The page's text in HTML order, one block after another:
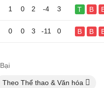
1 0 2 -4 3 T B
0 0 3 -11 0 B B
Bại
Theo Thể thao & Văn hóa